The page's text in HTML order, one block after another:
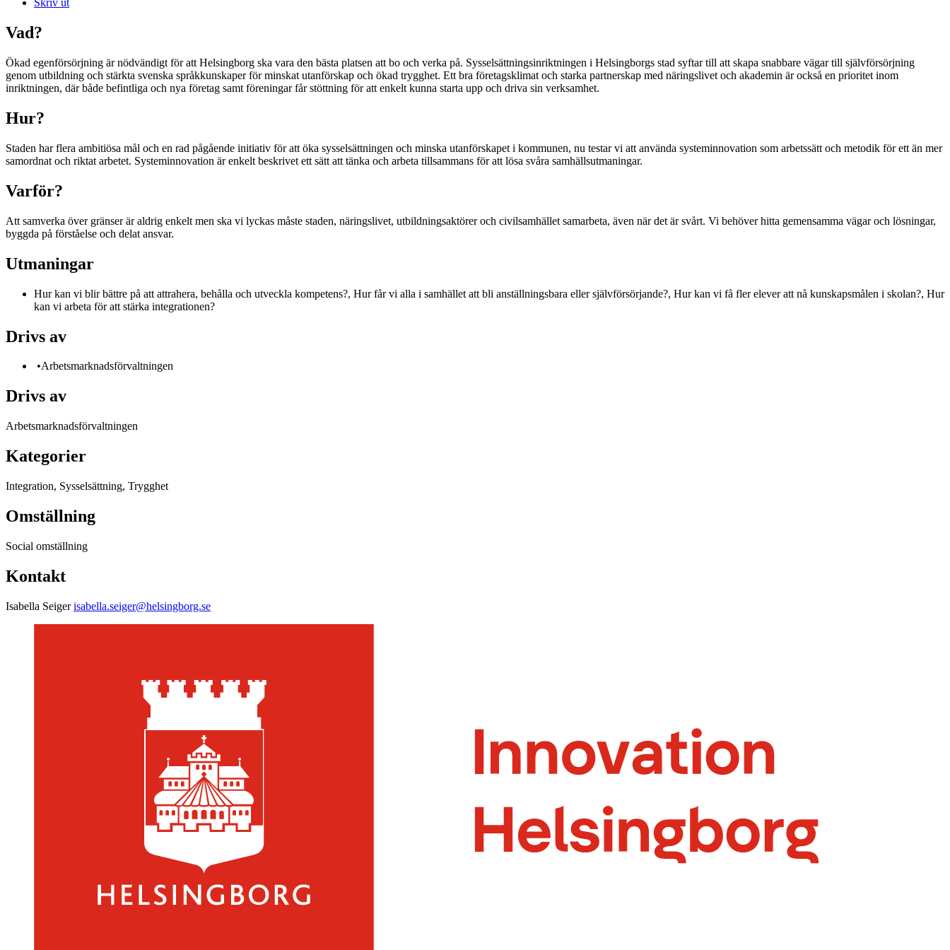
Skriv ut
Vad?
Ökad egenförsörjning är nödvändigt för att Helsingborg ska vara den bästa platsen att bo och verka på. Sysselsättningsinriktningen i Helsingborgs stad syftar till att skapa snabbare vägar till självförsörjning
genom utbildning och stärkta svenska språkkunskaper för minskat utanförskap och ökad trygghet. Ett bra företagsklimat och starka partnerskap med näringslivet och akademin är också en prioritet inom
inriktningen, där både befintliga och nya företag samt föreningar får stöttning för att enkelt kunna starta upp och driva sin verksamhet.
Hur?
Staden har flera ambitiösa mål och en rad pågående initiativ för att öka sysselsättningen och minska utanförskapet i kommunen, nu testar vi att använda systeminnovation som arbetssätt och metodik för ett än mer
samordnat och riktat arbetet. Systeminnovation är enkelt beskrivet ett sätt att tänka och arbeta tillsammans för att lösa svåra samhällsutmaningar.
Varför?
Att samverka över gränser är aldrig enkelt men ska vi lyckas måste staden, näringslivet, utbildningsaktörer och civilsamhället samarbeta, även när det är svårt. Vi behöver hitta gemensamma vägar och lösningar,
byggda på förståelse och delat ansvar.
Utmaningar
Hur kan vi blir bättre på att attrahera, behålla och utveckla kompetens?, Hur får vi alla i samhället att bli anställningsbara eller självförsörjande?, Hur kan vi få fler elever att nå kunskapsmålen i skolan?, Hur
kan vi arbeta för att stärka integrationen?
Drivs av
•Arbetsmarknadsförvaltningen
Drivs av
Arbetsmarknadsförvaltningen
Kategorier
Integration, Sysselsättning, Trygghet
Omställning
Social omställning
Kontakt
Isabella Seigerisabella.seiger@helsingborg.se